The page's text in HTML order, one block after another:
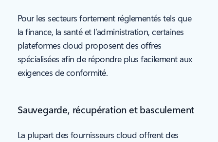
Pour les secteurs fortement réglementés tels que
la finance, la santé et l’administration, certaines
plateformes cloud proposent des offres
spécialisées afin de répondre plus facilement aux
exigences de conformité.
Sauvegarde, récupération et basculement
La plupart des fournisseurs cloud offrent des